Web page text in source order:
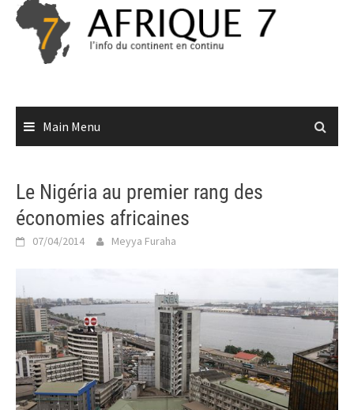
Skip
content
Main Menu
Le Nigéria au premier rang des
économies africaines
07/04/2014 Meyya Furaha